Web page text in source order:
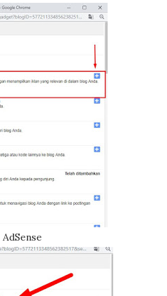
AdSense